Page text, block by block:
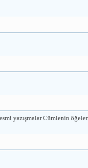
yazışmalar Cümlenin